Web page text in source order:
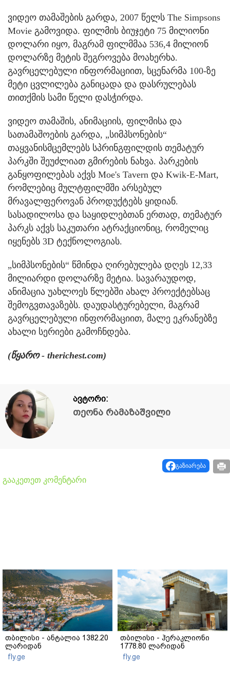
ვიდეო თამაშების გარდა, 2007 წელს The Simpsons
Movie გამოვიდა. ფილმის ბიუჯეტი 75 მილიონი
დოლარი იყო, მაგრამ ფილმმაა 536,4 მილიონ
დოლარზე მეტის შეგროვება მოახერხა.
გავრცელებული ინფორმაციით, სცენარმა 100-ზე
მეტი ცვლილება განიცადა და დასრულებას
თითქმის სამი წელი დასჭირდა.
ვიდეო თამაშის, ანიმაციის, ფილმისა და
სათამაშოების გარდა, „სიმპსონების“
თაყვანისმცემლებს სპრინგფილდის თემატურ
პარკში შეუძლიათ გმირების ნახვა. პარკების
განყოფილებას აქვს Moe's Tavern და Kwik-E-Mart,
რომლებიც მულტფილმში არსებულ
მრავალფეროვან პროდუქტებს ყიდიან.
სასადილოსა და საყიდლებთან ერთად, თემატურ
პარკს აქვს საკუთარი ატრაქციონიც, რომელიც
იყენებს 3D ტექნოლოგიას.
„სიმპსონების“ წმინდა ღირებულება დღეს 12,33
მილიარდი დოლარზე მეტია. სავარაუდოდ,
ანიმაცია უახლოეს წლებში ახალ პროექტებსაც
შემოგვთავაზებს. დაუდასტურებელი, მაგრამ
გავრცელებული ინფორმაციით, მალე ეკრანებზე
ახალი სერიები გამოჩნდება.
(წყარო - therichest.com)
ავტორი:
თეონა რამაზაშვილი
გაზიარება
გააკეთეთ კომენტარი
თბილისი - ანტალია 1382.20
ლარიდან
fly.ge
თბილისი - ჰერაკლიონი
1778.80 ლარიდან
fly.ge